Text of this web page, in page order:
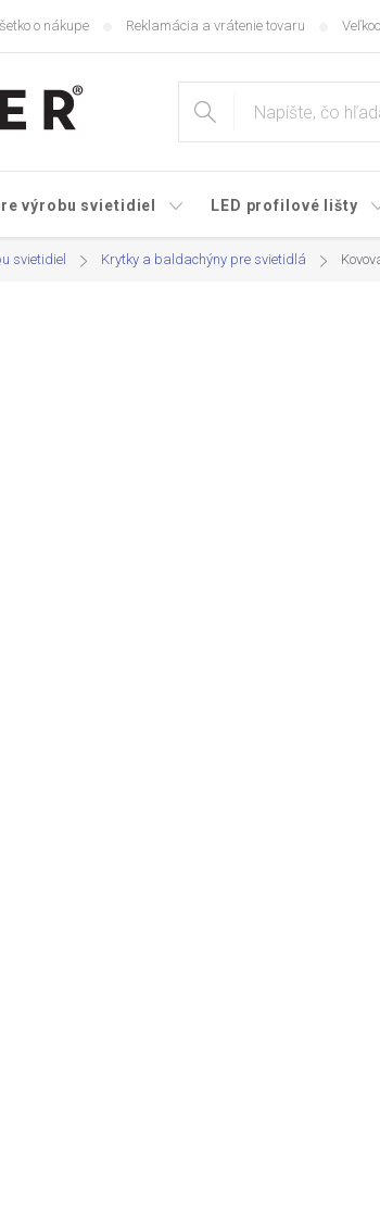
o nákupe Reklamácia a vrátenie tovaru
výrobu svietidiel LED profilové lišty
svietidiel Krytky a baldachýny pre svietidlá